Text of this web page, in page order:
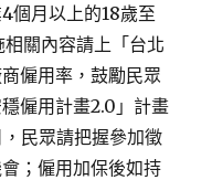
個月以上的18歲至
關內容請上「台北
僱用率，鼓勵民眾
僱用計畫2.0」計畫
民眾請把握參加徵
；僱用加保後如持